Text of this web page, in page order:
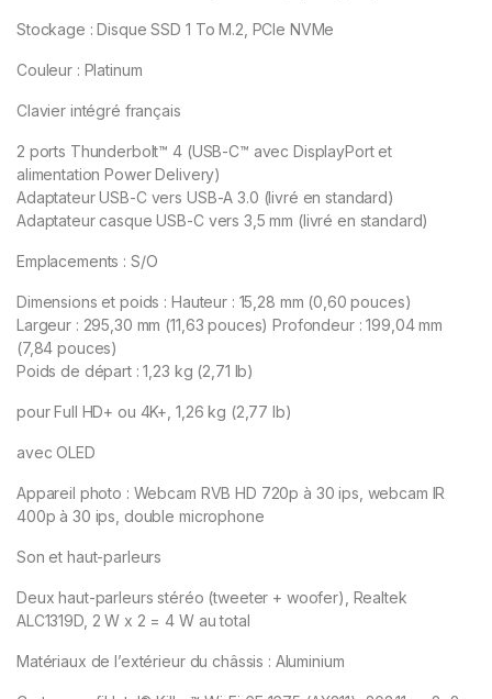
Stockage : Disque SSD 1 To M.2, PCIe NVMe
Couleur : Platinum
Clavier intégré français
2 ports Thunderbolt™ 4 (USB-C™ avec DisplayPort et
alimentation Power Delivery)
Adaptateur USB-C vers USB-A 3.0 (livré en standard)
Adaptateur casque USB-C vers 3,5 mm (livré en standard)
Emplacements : S/O
Dimensions et poids : Hauteur : 15,28 mm (0,60 pouces)
Largeur : 295,30 mm (11,63 pouces) Profondeur : 199,04 mm
(7,84 pouces)
Poids de départ : 1,23 kg (2,71 lb)
pour Full HD+ ou 4K+, 1,26 kg (2,77 lb)
avec OLED
Appareil photo : Webcam RVB HD 720p à 30 ips, webcam IR
400p à 30 ips, double microphone
Son et haut-parleurs
Deux haut-parleurs stéréo (tweeter + woofer), Realtek
ALC1319D, 2 W x 2 = 4 W au total
Matériaux de l’extérieur du châssis : Aluminium